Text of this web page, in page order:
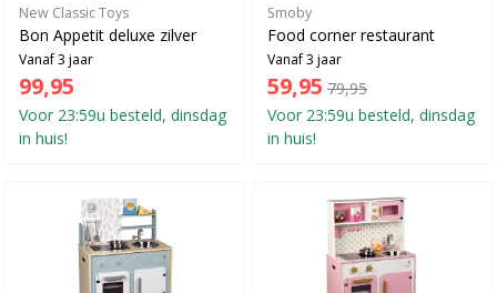
New Classic Toys
Bon Appetit deluxe zilver
Vanaf 3 jaar
99,95
Voor 23:59u besteld, dinsdag
in huis!
Smoby
Food corner restaurant
Vanaf 3 jaar
59,95 79,95
Voor 23:59u besteld, dinsdag
in huis!